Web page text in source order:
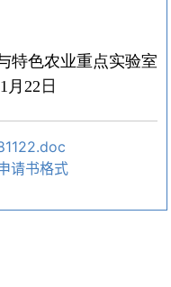
特色农业重点实验室
月 22 日
请书格式